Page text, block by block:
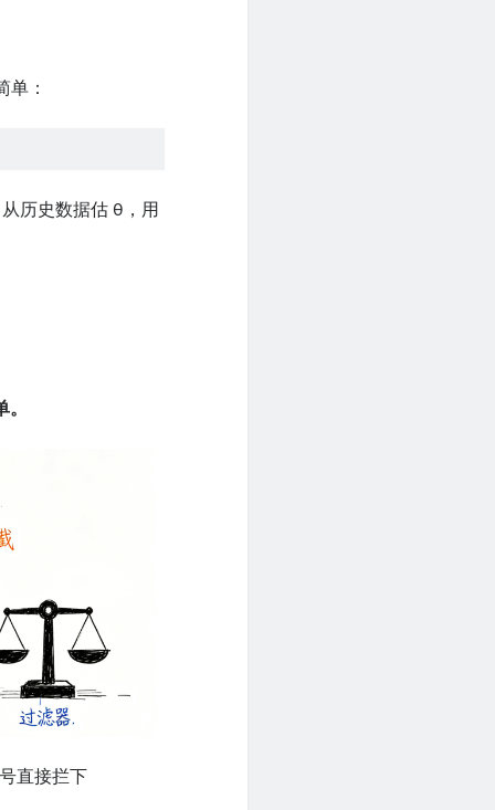
单：
历史数据估 θ，用
直接拦下